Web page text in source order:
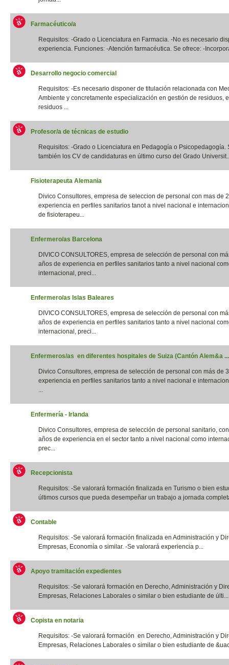
Farmacéutico/a
Requisitos: -Grado o Licenciatura en Farmacia. -No es necesario
experiencia. Funciones: -Atención farmacéutica. Se ofrece: -
Desarrollo negocio comercial
Requisitos: -Es necesario disponer de titulación relacionada con
Ambiente y concretamente especialización en gestión de residuos,
residuos ...
Profesor/a de técnicas de estudio
Requisitos: -Grado o Licenciatura en Pedagogía o Psicopedagogía.
también los CV de candidaturas en último curso del Grado
Fisioterapeuta Alemania
Divico Consultores, empresa de seleccion de personal con mas de
experiencia en perfiles sanitarios tanot a nivel nacional e
de fisioterapeu...
Enfermero/as Barcelona
DIVICO CONSULTORES, empresa de selección de personal con
años de experiencia en perfiles sanitarios tanto a nivel nacional
internacional, preci...
Enfermero/as Islas Baleares
DIVICO CONSULTORES, empresa de selección de personal con
años de experiencia en perfiles sanitarios tanto a nivel nacional
internacional, preci...
Enfermeros/as en diferentes hospitales de Suiza (Cantón Alem&a ...
Divico Consultores, empresa de selección de personal con más de
experiencia en perfiles sanitarios tanto a nivel nacional e
...
Enfermería - Irlanda
Divico Consultores, empresa de selección de personal sanitario,
años de experiencia en el sector tanto a nivel nacional como
prec...
Recepcionista
Requisitos: -Se valorará formación finalizada en Turismo o bien
últimos cursos que pueda desempeñar un trabajo a jornada
Contable
Requisitos: -Se valorará formación finalizada en Administración y
Empresas, Economía o similar. -Se valorará experiencia p...
Apoyo tramitación expedientes
Requisitos: -Se valorará formación en Derecho, Administración y
Empresas, Relaciones Laborales o similar o bien estudiante de últi...
Copista en notaria
Requisitos: -Se valorará formación en Derecho, Administración y
Empresas, Relaciones Laborales o similar o bien estudiante de